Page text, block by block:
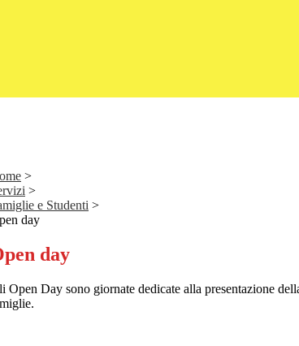
>
>
e Studenti >
day
day
Open Day sono giornate dedicate alla presentazione